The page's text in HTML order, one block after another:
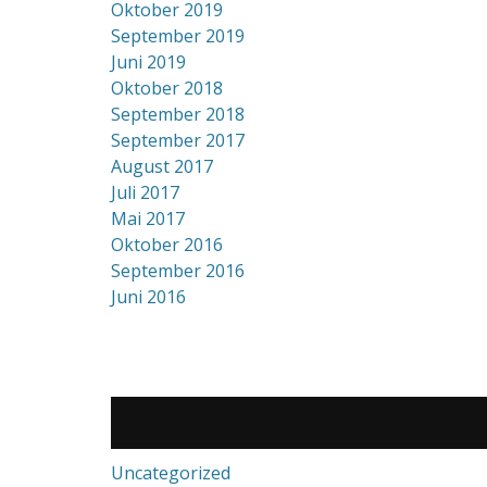
Oktober 2019
September 2019
Juni 2019
Oktober 2018
September 2018
September 2017
August 2017
Juli 2017
Mai 2017
Oktober 2016
September 2016
Juni 2016
Uncategorized